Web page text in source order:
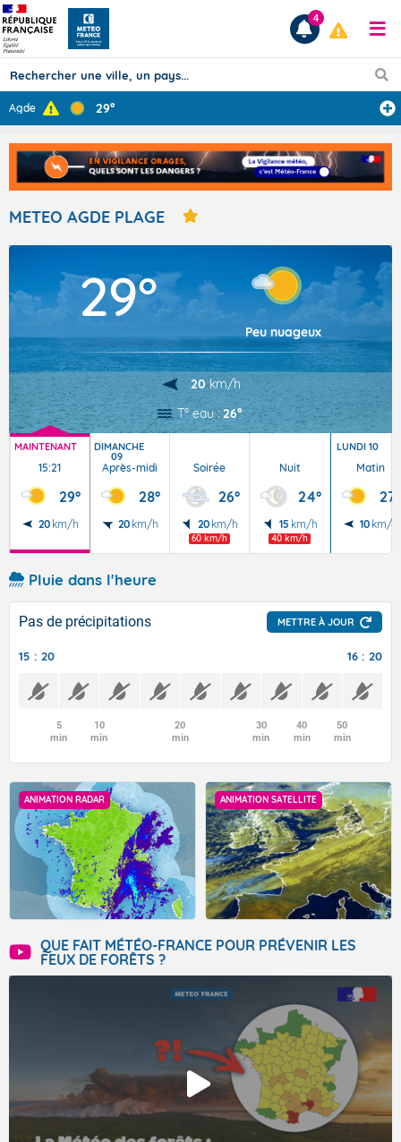
Prévisions
TOUS LES RÉSULTATS
Articles
4
Agde 29°
METEO AGDE PLAGE
29°
Peu nuageux
20 km/h
T° eau :26°
MAINTENANT
15:21
29°
20 km/h
DIMANCHE
09
Après-midi
28°
20 km/h
Soirée
26°
20 km/h
60 km/h
Nuit
24°
15 km/h
40 km/h
LUNDI 10
Matin
27°
10 km/h
Pluie dans l'heure
Pas de précipitations METTRE À JOUR
15 : 20 16 : 20
5
min
10
min
20
min
30
min
40
min
50
min
ANIMATION RADAR ANIMATION SATELLITE
QUE FAIT MÉTÉO-FRANCE POUR PRÉVENIR LES
FEUX DE FORÊTS ?